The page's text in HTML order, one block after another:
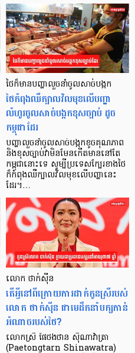
ថៃក៏មានបញ្ហាលួចនាំចូលសាច់បង្កក
ថៃកំពុងឈឺក្បាលវិលមុខលើបញ្ហា
លំហូរចូលសាច់បង្កកខុសច្បាប់ ដូច
កម្ពុជាដែរ
បញ្ហាលួចនាំចូលសាច់បង្កកខូចគុណភាព
និងខុសច្បាប់វាមិនមែនកើតមាននៅតែ
កម្ពុជានោះទេ សូម្បីប្រទេសក្បែរខាងថៃ
ក៏កំពុងឈឺក្បាលវិលមុខលើបញ្ហានេះ
ដែរ។…
លោក ថាក់ស៊ីន
តើអ្វីនៅពីក្រោយការដាក់កូនស្រីរបស់
លោក ថាក់ស៊ីន ជាមេដឹកនាំបក្សកាន់
អំណាចរបស់ថៃ?
លោកស្រី ផៃថងថាន ស៊ីណាវ៉ាត្រា
(Paetongtarn Shinawatra)